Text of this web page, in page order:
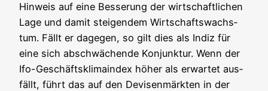
Hin­weis auf eine Bes­se­rung der wirt­schaft­li­chen
Lage und damit stei­gen­dem Wirt­schafts­wachs­
tum. Fällt er dage­gen, so gilt dies als Indiz für
eine sich abschwä­chen­de Kon­junk­tur. Wenn der
Ifo-Geschäfts­kli­ma­in­dex höher als erwar­tet aus­
fällt, führt das auf den Devi­sen­märk­ten in der